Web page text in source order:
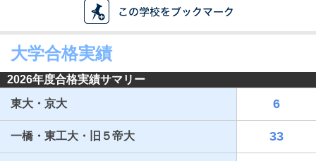
大学合格実績
2026年度合格実績サマリー
東大・京大
6
一橋・東工大・旧５帝大 33